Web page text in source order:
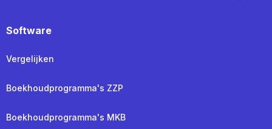
Software
Vergelijken
Boekhoudprogramma's ZZP
Boekhoudprogramma's MKB